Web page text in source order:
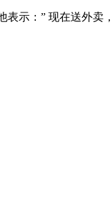
表示：” 现在送外卖